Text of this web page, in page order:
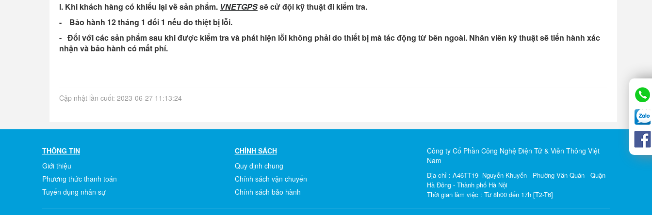
I. Khi khách hàng có khiếu lại về sản phẩm. VNETGPSsẽ cử đội kỹ thuật đi kiểm tra.
- Bảo hành 12 tháng 1 đổi 1 nếu do thiệt bị lỗi.
- Đối với các sản phẩm sau khi được kiểm tra và phát hiện lỗi không phải do thiết bị mà tác động từ bên ngoài. Nhân viên kỹ thuật sẽ tiến hành xác
nhận và bảo hành có mất phí.
Cập nhật lần cuối: 2023-06-27 11:13:24
THÔNG TIN
Giới thiệu
Phương thức thanh toán
Tuyển dụng nhân sự
CHÍNH SÁCH
Quy định chung
Chính sách vận chuyển
Chính sách bảo hành
Công ty Cổ Phần Công Nghệ Điện Tử & Viễn Thông Việt
Nam
Địa chỉ : A46TT19 Nguyễn Khuyến - Phường Văn Quán - Quận
Hà Đông - Thành phố Hà Nội
Thời gian làm việc : Từ 8h00 đến 17h [T2-T6]